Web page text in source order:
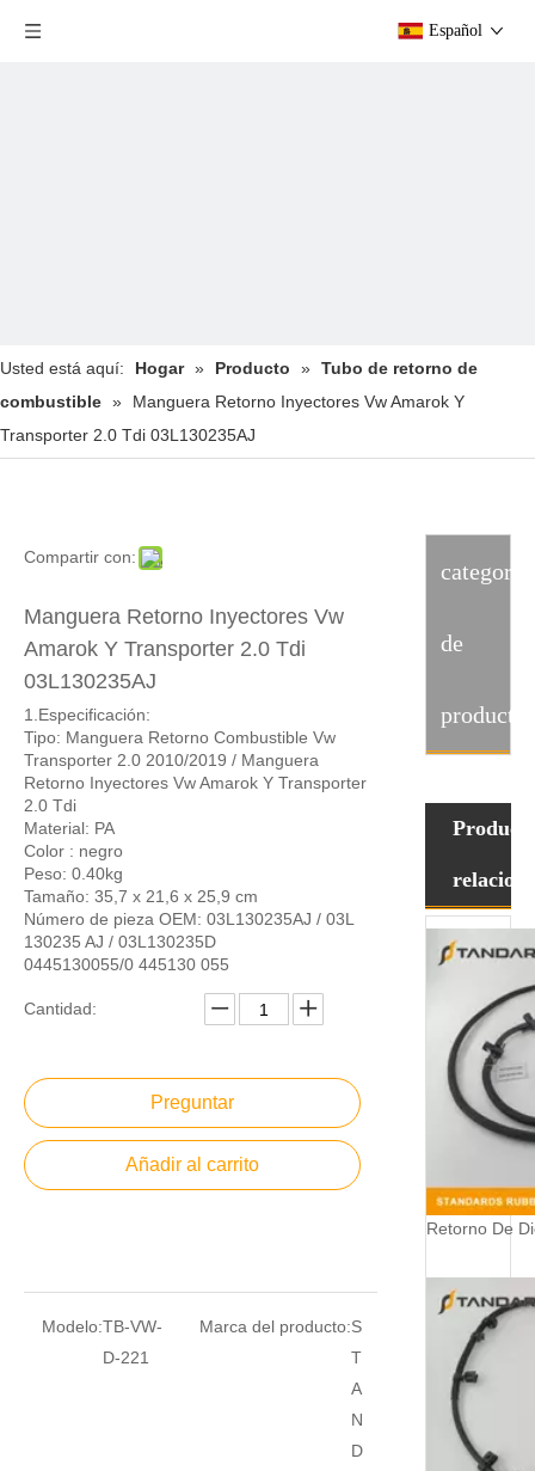
Español
Usted está aquí: Hogar » Producto » Tubo de retorno de
combustible »
Manguera Retorno Inyectores Vw Amarok Y
Transporter 2.0 Tdi 03L130235AJ
Compartir con:
Manguera Retorno Inyectores Vw
Amarok Y Transporter 2.0 Tdi
03L130235AJ
1.Especificación:
Tipo: Manguera Retorno Combustible Vw
Transporter 2.0 2010/2019 / Manguera
Retorno Inyectores Vw Amarok Y Transporter
2.0 Tdi
Material: PA
Color : negro
Peso: 0.40kg
Tamaño: 35,7 x 21,6 x 25,9 cm
Número de pieza OEM: 03L130235AJ / 03L
130235 AJ / 03L130235D
0445130055/0 445130 055
Cantidad:
Preguntar
Añadir al carrito
Modelo:TB-VW-
D-221
Marca del producto:S
T
A
N
D
categoria
de
producto